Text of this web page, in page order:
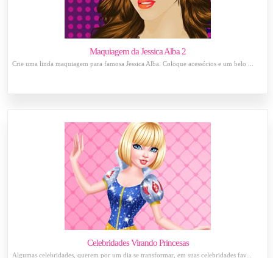
Maquiagem da Jessica Alba 2
Crie uma linda maquiagem para famosa Jessica Alba. Coloque acessórios e um belo ...
Celebridades Virando Princesas
Algumas celebridades, querem por um dia se transformar, em suas celebridades fav...